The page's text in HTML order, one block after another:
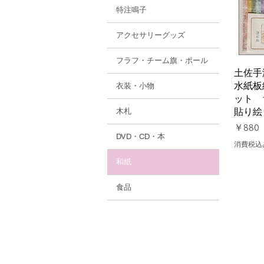
特注鳴子
アクセサリーグッズ
フラフ・チーム旗・ポール
衣装・小物
木札
DVD・CD・本
和紙
食品
クイ
土佐
水紙
ット
貼り絵
価格
￥880
消費税込